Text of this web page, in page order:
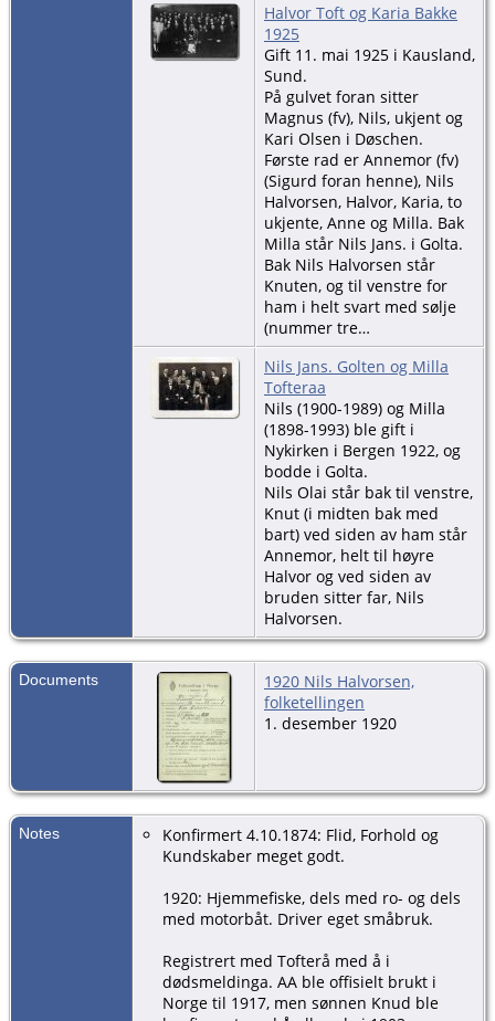
Halvor Toft og Karia Bakke
1925
Gift 11. mai 1925 i Kausland,
Sund.
På gulvet foran sitter
Magnus (fv), Nils, ukjent og
Kari Olsen i Døschen.
Første rad er Annemor (fv)
(Sigurd foran henne), Nils
Halvorsen, Halvor, Karia, to
ukjente, Anne og Milla. Bak
Milla står Nils Jans. i Golta.
Bak Nils Halvorsen står
Knuten, og til venstre for
ham i helt svart med sølje
(nummer tre…
Nils Jans. Golten og Milla
Tofteraa
Nils (1900-1989) og Milla
(1898-1993) ble gift i
Nykirken i Bergen 1922, og
bodde i Golta.
Nils Olai står bak til venstre,
Knut (i midten bak med
bart) ved siden av ham står
Annemor, helt til høyre
Halvor og ved siden av
bruden sitter far, Nils
Halvorsen.
Documents
1920 Nils Halvorsen,
folketellingen
1. desember 1920
Notes
Konfirmert 4.10.1874: Flid, Forhold og
Kundskaber meget godt.
1920: Hjemmefiske, dels med ro- og dels
med motorbåt. Driver eget småbruk.
Registrert med Tofterå med å i
dødsmeldinga. AA ble offisielt brukt i
Norge til 1917, men sønnen Knud ble